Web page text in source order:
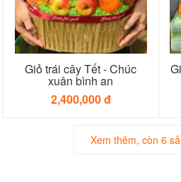
Giỏ trái cây Tết - Chúc
xuân bình an
2,400,000 đ
Xem thêm, còn 6